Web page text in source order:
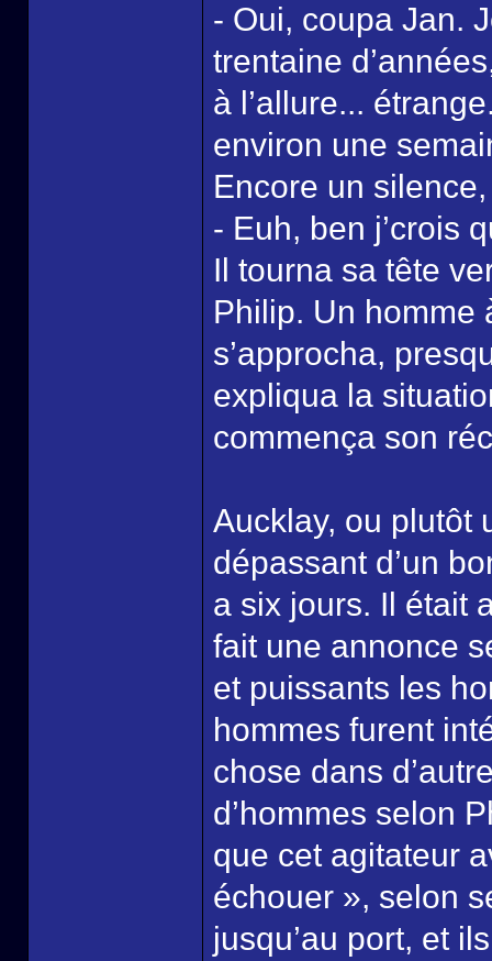
- Oui, coupa Jan.
trentaine
à l’allure...
environ une
Encore un
- Euh, ben j’crois
Il tourna sa tête
Philip. Un homme
s’approcha,
expliqua la
commença son
Aucklay, ou plutôt
dépassant d’un
a six jours. Il était
fait une annonce
et puissants les
hommes furent
chose dans
d’hommes selon
que cet agitateur
échouer », selon
jusqu’au port, et